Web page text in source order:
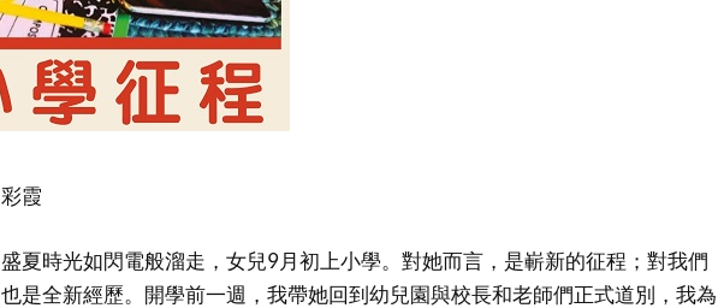
彩霞
盛夏時光如閃電般溜走，女兒9月初上小學。對她而言，是嶄新的征程；對我們
也是全新經歷。開學前一週，我帶她回到幼兒園與校長和老師們正式道別，我為